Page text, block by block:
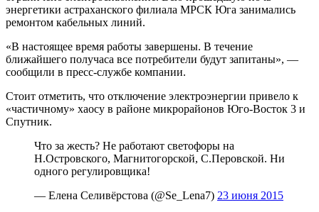
энергетики астраханского филиала МРСК Юга занимались
ремонтом кабельных линий.
«В настоящее время работы завершены. В течение
ближайшего получаса все потребители будут запитаны», —
сообщили в пресс-службе компании.
Стоит отметить, что отключение электроэнергии привело к
«частичному» хаосу в районе микрорайонов Юго-Восток 3 и
Спутник.
Что за жесть? Не работают светофоры на
Н.Островского, Магнитогорской, С.Перовской. Ни
одного регулировщика!
— Елена Селивёрстова (@Se_Lena7) 23 июня 2015